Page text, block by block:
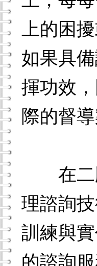
上的困
如果具
揮功效
際的督
在二版
理諮詢
訓練與
的諮詢